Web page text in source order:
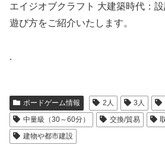
エイジオブクラフト 大建築時代：
遊び方をご紹介いたします。
.
ボードゲーム情報 2人 3人
中量級（30～60分）
交換/貿易
建物や都市建設